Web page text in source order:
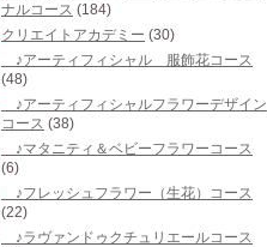
ナルコース (184)
クリエイトアカデミー (30)
♪アーティフィシャル 服飾花コース
(48)
♪アーティフィシャルフラワーデザイン
コース (38)
♪マタニティ＆ベビーフラワーコース
(6)
♪フレッシュフラワー（生花）コース
(22)
♪ラヴァンドゥクチュリエールコース